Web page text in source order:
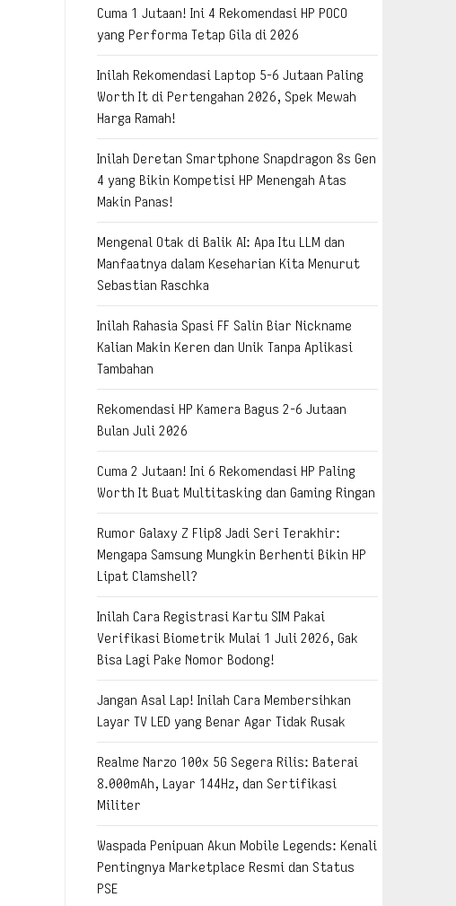
Cuma 1 Jutaan! Ini 4 Rekomendasi HP POCO
yang Performa Tetap Gila di 2026
Inilah Rekomendasi Laptop 5-6 Jutaan Paling
Worth It di Pertengahan 2026, Spek Mewah
Harga Ramah!
Inilah Deretan Smartphone Snapdragon 8s Gen
4 yang Bikin Kompetisi HP Menengah Atas
Makin Panas!
Mengenal Otak di Balik AI: Apa Itu LLM dan
Manfaatnya dalam Keseharian Kita Menurut
Sebastian Raschka
Inilah Rahasia Spasi FF Salin Biar Nickname
Kalian Makin Keren dan Unik Tanpa Aplikasi
Tambahan
Rekomendasi HP Kamera Bagus 2-6 Jutaan
Bulan Juli 2026
Cuma 2 Jutaan! Ini 6 Rekomendasi HP Paling
Worth It Buat Multitasking dan Gaming Ringan
Rumor Galaxy Z Flip8 Jadi Seri Terakhir:
Mengapa Samsung Mungkin Berhenti Bikin HP
Lipat Clamshell?
Inilah Cara Registrasi Kartu SIM Pakai
Verifikasi Biometrik Mulai 1 Juli 2026, Gak
Bisa Lagi Pake Nomor Bodong!
Jangan Asal Lap! Inilah Cara Membersihkan
Layar TV LED yang Benar Agar Tidak Rusak
Realme Narzo 100x 5G Segera Rilis: Baterai
8.000mAh, Layar 144Hz, dan Sertifikasi
Militer
Waspada Penipuan Akun Mobile Legends: Kenali
Pentingnya Marketplace Resmi dan Status
PSE